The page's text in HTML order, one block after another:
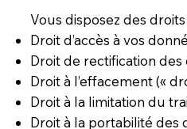
Vous disposez des droits
Droit d’accès à vos
Droit de rectification des
Droit à l’effacement («
Droit à la limitation du
Droit à la portabilité des